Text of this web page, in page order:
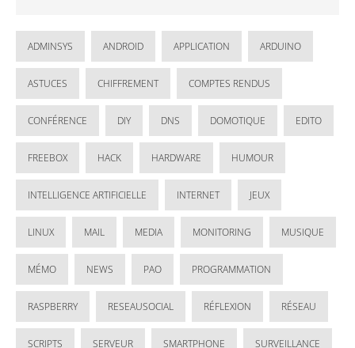
ADMINSYS ANDROID APPLICATION ARDUINO
ASTUCES CHIFFREMENT COMPTES RENDUS
CONFÉRENCE DIY DNS DOMOTIQUE EDITO
FREEBOX HACK HARDWARE HUMOUR
INTELLIGENCE ARTIFICIELLE INTERNET JEUX
LINUX MAIL MEDIA MONITORING MUSIQUE
MÉMO NEWS PAO PROGRAMMATION
RASPBERRY RESEAUSOCIAL RÉFLEXION RÉSEAU
SCRIPTS SERVEUR SMARTPHONE SURVEILLANCE